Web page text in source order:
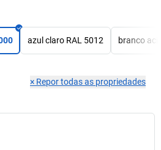
azul claro RAL 5012 branco
× Repor todas as propriedades